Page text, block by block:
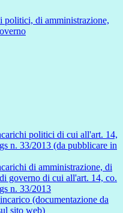
politici, di amministrazione,
politici di cui all'art. 14,
n. 33/2013 (da pubblicare in
di amministrazione, di
governo di cui all'art. 14, co.
n. 33/2013
(documentazione da
sito web)